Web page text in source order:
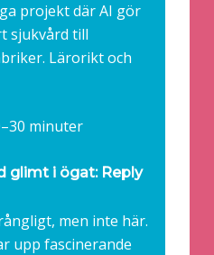
projekt där AI gör
sjukvård till
Lärorikt och
minuter
glimt i ögat: Reply
men inte här.
upp fascinerande